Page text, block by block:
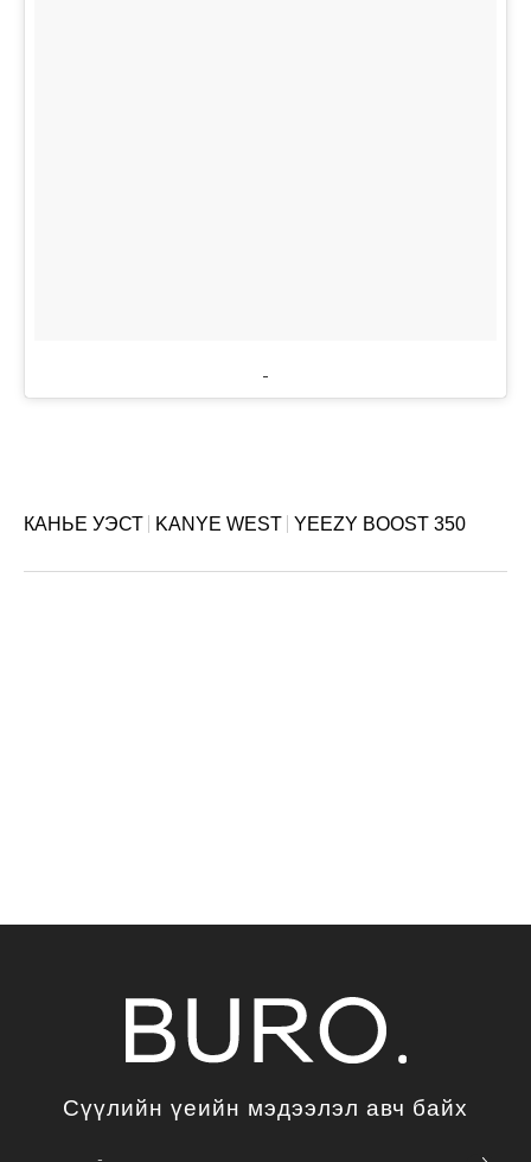
КАНЬЕ УЭСТ KANYE WEST YEEZY BOOST 350
Сүүлийн үеийн мэдээлэл авч байх